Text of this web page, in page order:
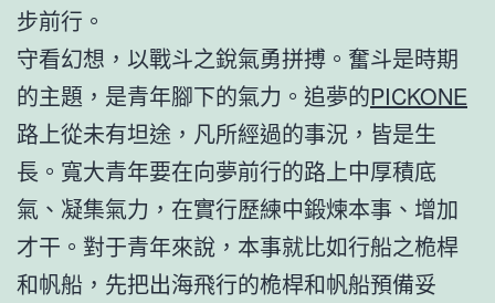
步前行。
守看幻想，以戰斗之銳氣勇拼搏。奮斗是時期
的主題，是青年腳下的氣力。追夢的PICKONE
路上從未有坦途，凡所經過的事況，皆是生
長。寬大青年要在向夢前行的路上中厚積底
氣、凝集氣力，在實行歷練中鍛煉本事、增加
才干。對于青年來說，本事就比如行船之桅桿
和帆船，先把出海飛行的桅桿和帆船預備妥